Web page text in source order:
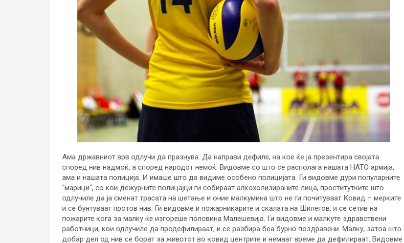
Ама државниот врв одлучи да празнува. Да направи дефиле, на кое ќе ја презентира својата
според нив надмоќ, а според народот немоќ. Видовме со што се располага нашата НАТО армија,
ама и нашата полиција. И имаше што да видиме особено полицијата. Ги видовме дури популарните
“марици“, со кои дежурните полицајци ги собираат алкохолизираните лица, проститутките што
одлучиле да ја сменат трасата на шетање и оние малкумина што не ги почитуваат Ковид – мерките
и се бунтуваат протов нив. Ги видовме и пожарникарите и скалата на Шилегов, и се сетив на
пожарите кога за малку ќе изгореше половина Малешевија. Ги видовме и малкуте здравствени
работници, кои одлучиле да продефилираат, и се разбира беа бурно поздравени. Малку, затоа што
добар дел од нив се борат за животот во ковид центрите и немаат време да дефилираат. Видовме